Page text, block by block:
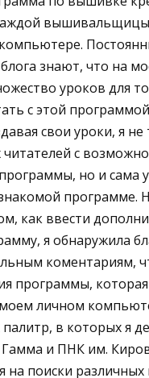
знают, что на
уроков для
с этой
свои уроки, я не
с
но и сама
программе.
как ввести
я обнаружила
коментариям,
программы, которая
личном
в которых я
и ПНК им.
на поиски различных